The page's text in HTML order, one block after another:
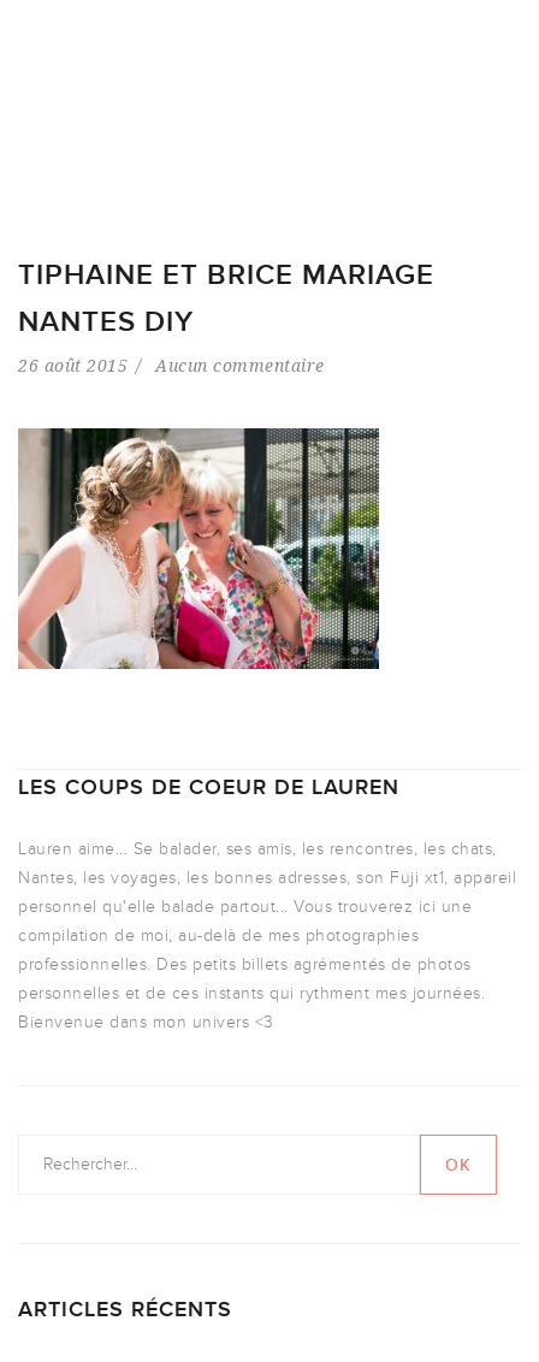
TIPHAINE ET BRICE MARIAGE
NANTES DIY
26 août 2015 Aucun commentaire
LES COUPS DE COEUR DE LAUREN
Lauren aime... Se balader, ses amis, les rencontres, les chats,
Nantes, les voyages, les bonnes adresses, son Fuji xt1, appareil
personnel qu'elle balade partout... Vous trouverez ici une
compilation de moi, au-delà de mes photographies
professionnelles. Des petits billets agrémentés de photos
personnelles et de ces instants qui rythment mes journées.
Bienvenue dans mon univers <3
ARTICLES RÉCENTS